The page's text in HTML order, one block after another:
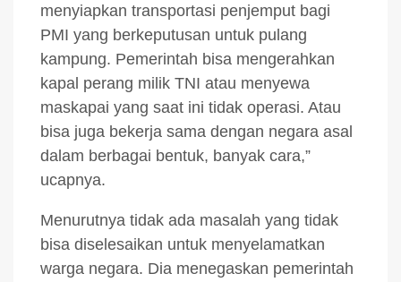
menyiapkan transportasi penjemput bagi
PMI yang berkeputusan untuk pulang
kampung. Pemerintah bisa mengerahkan
kapal perang milik TNI atau menyewa
maskapai yang saat ini tidak operasi. Atau
bisa juga bekerja sama dengan negara asal
dalam berbagai bentuk, banyak cara,”
ucapnya.
Menurutnya tidak ada masalah yang tidak
bisa diselesaikan untuk menyelamatkan
warga negara. Dia menegaskan pemerintah